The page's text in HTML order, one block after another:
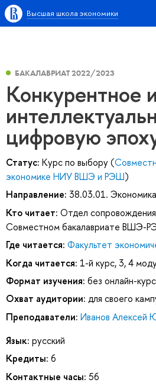
Высшая школа экономики
БАКАЛАВРИАТ 2022/2023
Конкурентное и
цифровую
Статус: Курс по выбору (
экономике НИУ ВШЭ и РЭШ)
Направление: 38.03.01. Экономика
Кто читает: Отдел
Совместном бакалавриате ВШЭ-
Где читается: Факультет
Когда читается: 1-й курс, 3, 4
Формат изучения: без онлайн-
Охват аудитории: для своего
Преподаватели: Иванов Алексей
Язык: русский
Кредиты: 6
Контактные часы: 56